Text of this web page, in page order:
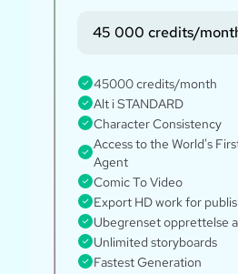
45 000 credits/
45000 credits/month
Alt i STANDARD
Character Consistency
Access to the World's
Agent
Comic To Video
Export HD work for
Ubegrenset opprettelse
Unlimited storyboards
Fastest Generation